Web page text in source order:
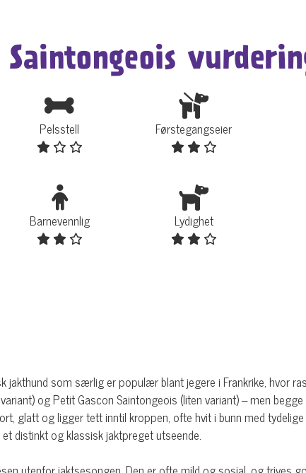
Saintongeois
Pelsstell Førstegangseier
Barnevennlig Lydighet
som særlig er populær blant jegere i Frankrike, hvor
og Petit Gascon Saintongeois (liten variant) – men
glatt og ligger tett inntil kroppen, ofte hvit i bunn med
distinkt og klassisk jaktpreget utseende.